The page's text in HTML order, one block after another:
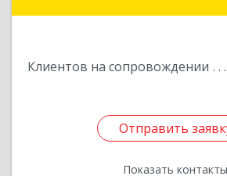
Клиентов на сопровождении
Отправить
Показать контакты
Отправить
Назад